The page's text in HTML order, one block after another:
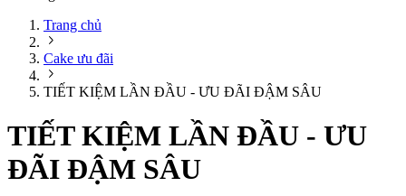
Trang chủ
Cake ưu đãi
TIẾT KIỆM LẦN ĐẦU - ƯU ĐÃI ĐẬM SÂU
TIẾT KIỆM LẦN ĐẦU - ƯU
ĐÃI ĐẬM SÂU